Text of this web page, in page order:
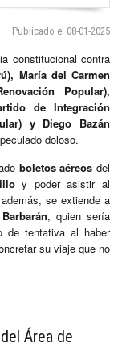
Publicado el 08-01-2025
constitucional contra
María del Carmen
Popular),
de Integración
y Diego Bazán
doloso.
boletos aéreos del
y poder asistir al
se extiende a
, quien sería
de tentativa al haber
su viaje que no
Área de